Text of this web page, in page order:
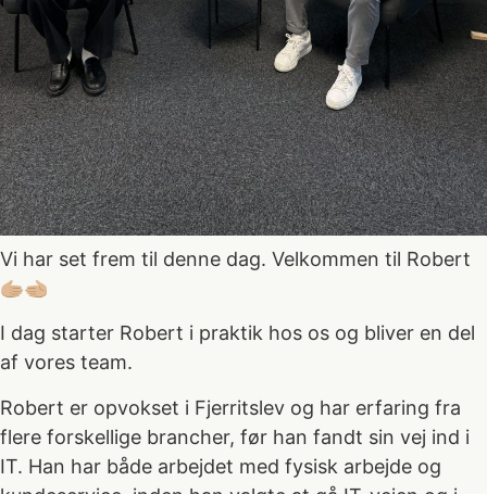
Vi har set frem til denne dag. Velkommen til Robert
🫱🏼‍🫲🏼
I dag starter Robert i praktik hos os og bliver en del
af vores team.
Robert er opvokset i Fjerritslev og har erfaring fra
flere forskellige brancher, før han fandt sin vej ind i
IT. Han har både arbejdet med fysisk arbejde og